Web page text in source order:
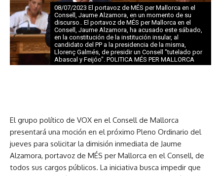
08/07/2023 El portavoz de MÉS per Mallorca en el
Consell, Jaume Alzamora, en un momento de su
discurso.. El portavoz de MÉS per Mallorca en el
Consell, Jaume Alzamora, ha acusado este sábado,
en la constitución de la institución insular, al
candidato del PP a la presidencia de la misma,
Llorenç Galmés, de presidir un Consell "tutelado por
Abascal y Feijóo". POLITICA MÉS PER MALLORCA
El grupo político de VOX en el Consell de Mallorca
presentará una moción en el próximo Pleno Ordinario del
jueves para solicitar la dimisión inmediata de Jaume
Alzamora, portavoz de MÉS per Mallorca en el Consell, de
todos sus cargos públicos. La iniciativa busca impedir que